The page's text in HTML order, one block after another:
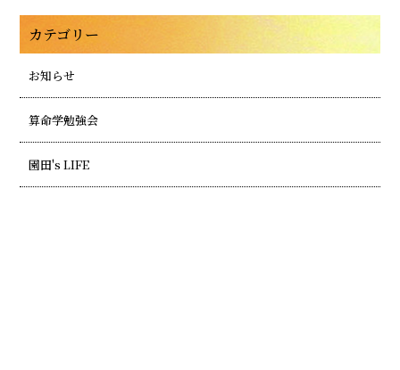
カテゴリー
お知らせ
算命学勉強会
園田's LIFE